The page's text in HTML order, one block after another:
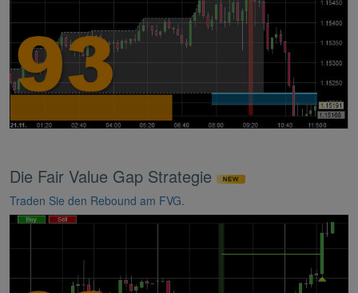
Die Fair Value Gap Strategie
Traden Sie den Rebound am FVG.